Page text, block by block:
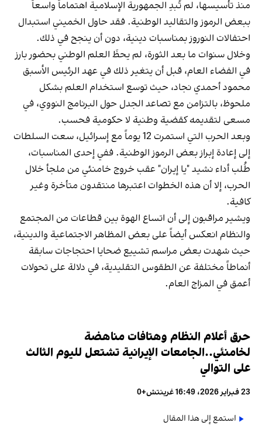
منذ تأسيسها، لم تُبدِ الجمهورية الإسلامية اهتماماً واسعاً
ببعض الرموز والتقاليد الوطنية. فقد حاول الخميني استبدال
احتفالات النوروز بمناسبات دينية، دون أن ينجح في ذلك.
وخلال سنوات ما بعد الثورة، لم يحظَ العلم الوطني بحضور بارز
في الفضاء العام، قبل أن يتغير ذلك في عهد الرئيس الأسبق
محمود أحمدي‌ نجاد، حيث توسع استخدام العلم بشكل
ملحوظ، بالتزامن مع تصاعد الجدل حول البرنامج النووي، في
مسعى لتقديمه كقضية وطنية لا حكومية فحسب.
وبعد الحرب التي استمرت 12 يوماً مع إسرائيل، سعت السلطات
إلى إعادة إبراز بعض الرموز الوطنية. ففي إحدى المناسبات،
طُلب أداء نشيد "يا إيران" عقب خروج خامنئي من ملجأ خلال
الحرب، إلا أن هذه الخطوات اعتبرها منتقدون متأخرة وغير
كافية.
ويشير مراقبون إلى أن اتساع الهوة بين قطاعات من المجتمع
والنظام انعكس أيضاً على بعض المظاهر الاجتماعية والدينية،
حيث شهدت بعض مراسم تشييع ضحايا احتجاجات سابقة
أنماطاً مختلفة عن الطقوس التقليدية، في دلالة على تحولات
أعمق في المزاج العام.
حرق أعلام النظام وهتافات مناهضة
لخامنئي..الجامعات الإيرانية تشتعل لليوم الثالث
على التوالي
23 فبراير 2026، 16:49 غرينتش+0
استمع إلى هذا المقال